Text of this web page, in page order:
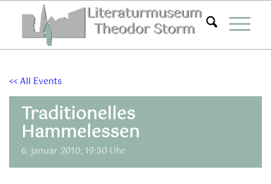
springen
<< All Events
Traditionelles
Hammelessen
6. Januar 2010, 19:30 Uhr